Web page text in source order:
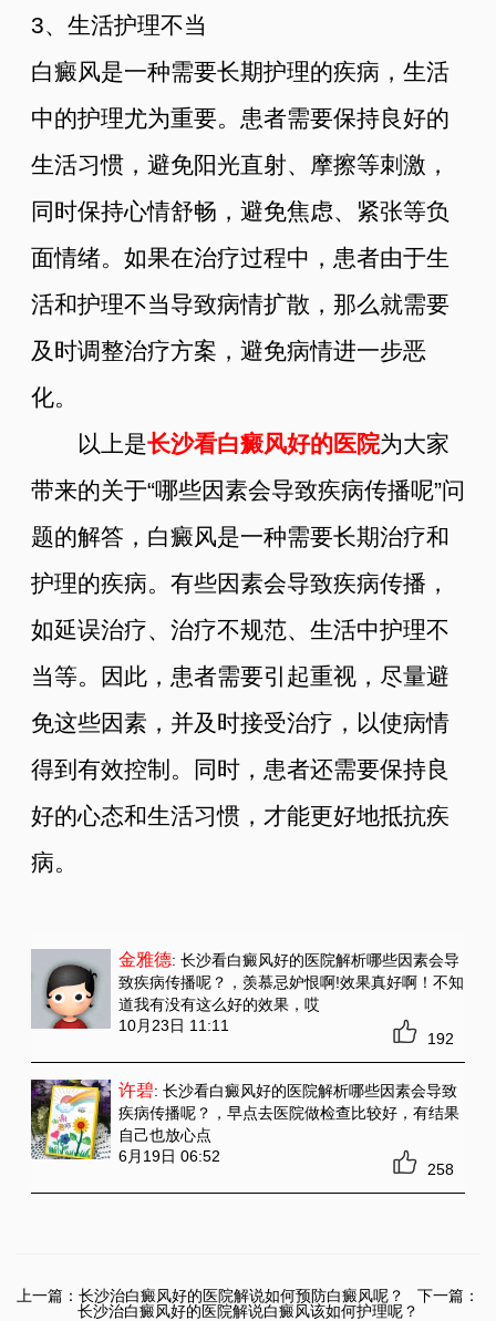
3、生活护理不当
白癜风是一种需要长期护理的疾病，生活
中的护理尤为重要。患者需要保持良好的
生活习惯，避免阳光直射、摩擦等刺激，
同时保持心情舒畅，避免焦虑、紧张等负
面情绪。如果在治疗过程中，患者由于生
活和护理不当导致病情扩散，那么就需要
及时调整治疗方案，避免病情进一步恶
化。
以上是长沙看白癜风好的医院为大家
带来的关于“哪些因素会导致疾病传播呢”问
题的解答，白癜风是一种需要长期治疗和
护理的疾病。有些因素会导致疾病传播，
如延误治疗、治疗不规范、生活中护理不
当等。因此，患者需要引起重视，尽量避
免这些因素，并及时接受治疗，以使病情
得到有效控制。同时，患者还需要保持良
好的心态和生活习惯，才能更好地抵抗疾
病。
金雅德: 长沙看白癜风好的医院解析哪些因素会导
致疾病传播呢？ ，羡慕忌妒恨啊!效果真好啊！不知
道我有没有这么好的效果，哎
10月23日 11:11
192
许碧: 长沙看白癜风好的医院解析哪些因素会导致
疾病传播呢？ ，早点去医院做检查比较好，有结果
自己也放心点
6月19日 06:52
258
上一篇： 长沙治白癜风好的医院解说如何预防白癜风呢？
下一篇：
长沙治白癜风好的医院解说白癜风该如何护理呢？